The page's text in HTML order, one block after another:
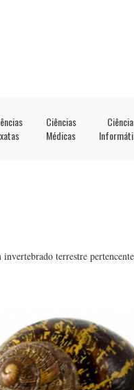
Ciências
Médicas
terrestre